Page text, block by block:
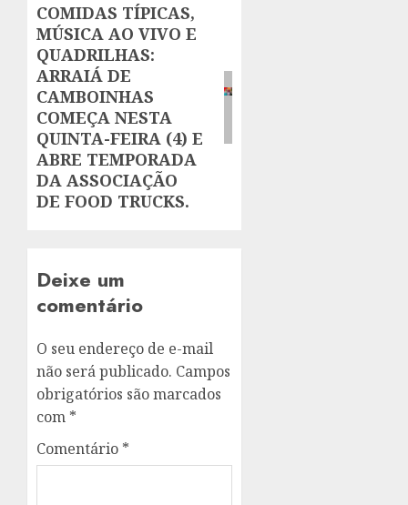
Next
post:
COMIDAS TÍPICAS,
MÚSICA AO VIVO E
QUADRILHAS:
ARRAIÁ DE
CAMBOINHAS
COMEÇA NESTA
QUINTA-FEIRA (4) E
ABRE TEMPORADA
DA ASSOCIAÇÃO
DE FOOD TRUCKS.
Deixe um
comentário
O seu endereço de e-mail
não será publicado. Campos
obrigatórios são marcados
com *
Comentário *